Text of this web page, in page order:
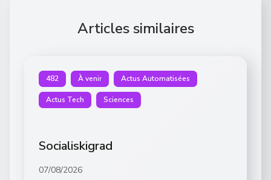
Articles similaires
482 À venir Actus Automatisées
Actus Tech Sciences
Socialiskigrad
07/08/2026